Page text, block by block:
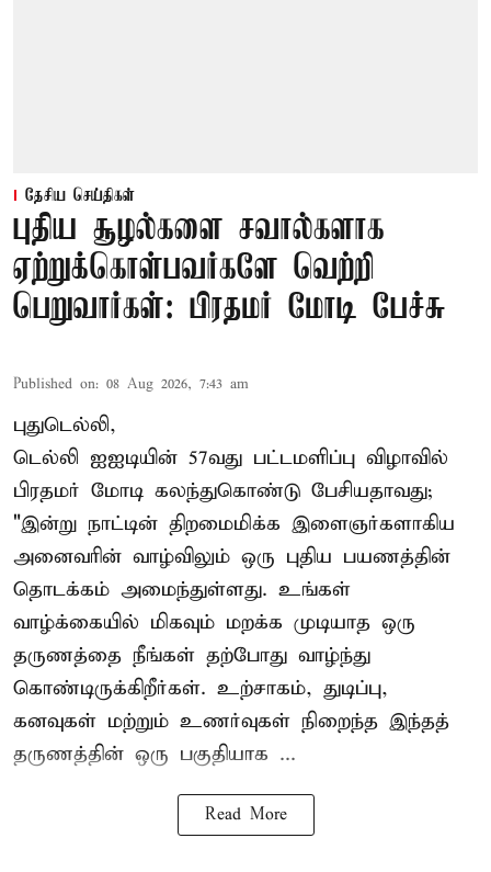
தேசிய செய்திகள்
புதிய சூழல்களை சவால்களாக
ஏற்றுக்கொள்பவர்களே வெற்றி
பெறுவார்கள்: பிரதமர் மோடி பேச்சு
Published on: 08 Aug 2026, 7:43 am
புதுடெல்லி,
டெல்லி ஐஐடியின் 57வது பட்டமளிப்பு விழாவில்
பிரதமர் மோடி கலந்துகொண்டு பேசியதாவது;
"இன்று நாட்டின் திறமைமிக்க இளைஞர்களாகிய
அனைவரின் வாழ்விலும் ஒரு புதிய பயணத்தின்
தொடக்கம் அமைந்துள்ளது. உங்கள்
வாழ்க்கையில் மிகவும் மறக்க முடியாத ஒரு
தருணத்தை நீங்கள் தற்போது வாழ்ந்து
கொண்டிருக்கிறீர்கள். உற்சாகம், துடிப்பு,
கனவுகள் மற்றும் உணர்வுகள் நிறைந்த இந்தத்
தருணத்தின் ஒரு பகுதியாக ...
Read More